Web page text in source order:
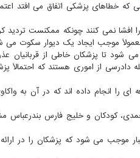
که خطاهای پزشکی اتفاق می افتد
نمی کنند چونکه ممکنست تردید
موجب ایجاد یک دیوار سکوت می
تا پزشکان خاطی از قربانیان
از اموری هستند که احتمالاً
ای را انجام داده اند که در آن به
کودکان و خلیج فارس بندرعباس
موجب می شود که پزشکان را در